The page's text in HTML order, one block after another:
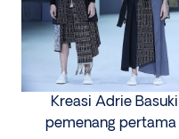
Kreasi Adrie
pemenang